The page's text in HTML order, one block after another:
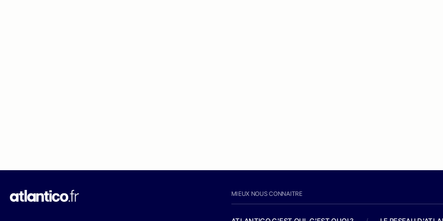
MIEUX NOUS CONNAITRE